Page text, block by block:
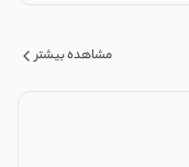
مشاهده بیشتر